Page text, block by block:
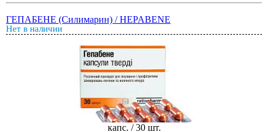
ГЕПАБЕНЕ (Силимарин) / HEPABENE
Нет в наличии
капс. / 30 шт.